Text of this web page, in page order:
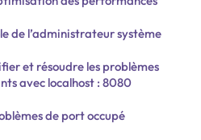
de l’administrateur système
et résoudre les problèmes
avec localhost : 8080
de port occupé